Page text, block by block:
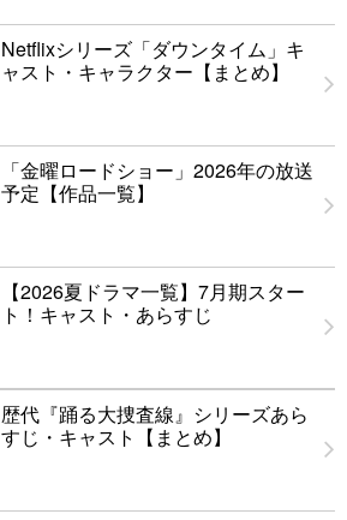
Netflixシリーズ「ダウンタイム」キ
ャスト・キャラクター【まとめ】
「金曜ロードショー」2026年の放送
予定【作品一覧】
【2026夏ドラマ一覧】7月期スター
ト！キャスト・あらすじ
歴代『踊る大捜査線』シリーズあら
すじ・キャスト【まとめ】